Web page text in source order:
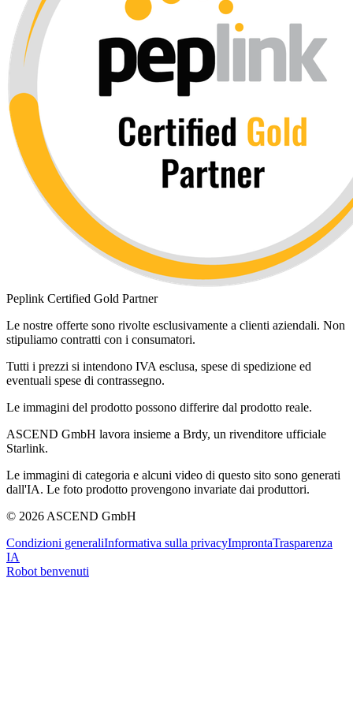
Peplink Certified Gold Partner
Le nostre offerte sono rivolte esclusivamente a clienti aziendali. Non
stipuliamo contratti con i consumatori.
Tutti i prezzi si intendono IVA esclusa, spese di spedizione ed
eventuali spese di contrassegno.
Le immagini del prodotto possono differire dal prodotto reale.
ASCEND GmbH lavora insieme a Brdy, un rivenditore ufficiale
Starlink.
Le immagini di categoria e alcuni video di questo sito sono generati
dall'IA. Le foto prodotto provengono invariate dai produttori.
© 2026 ASCEND GmbH
Condizioni generaliInformativa sulla privacyImprontaTrasparenza
IA
Robot benvenuti